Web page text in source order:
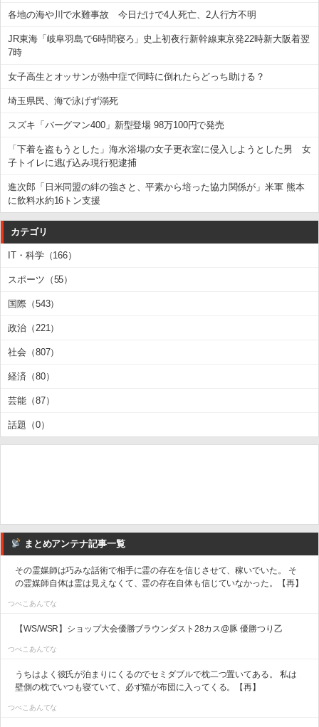
各地の海や川で水難事故 今日だけで4人死亡、2人行方不明
JR東海「岐阜羽島で6時間寝ろ」史上初夜行新幹線東京発22時新大阪着翌
7時
女子高生とオッサンが熱中症で同時に倒れたらどっち助ける？
埼玉県民、海で泳げず溺死
スズキ「バーグマン400」新型登場 98万100円で発売
「下着を盗もうとした」海水浴場の女子更衣室に侵入しようとした男 女
子トイレに逃げ込み現行犯逮捕
進次郎「日米同盟の絆の強さと、平素から培った協力関係が」米軍 熊本
に飲料水約16トン支援
カテゴリ
IT・科学（166）
スポーツ（55）
国際（543）
政治（221）
社会（807）
経済（80）
芸能（87）
話題（0）
まとめアンテナ記事一覧
その霊媒師は巧みな話術で相手に霊の存在を信じさせて、稼いでいた。 そ
の霊媒師自体は霊は見えなくて、霊の存在自体も信じていなかった。【再】
つべこあんてな
【WS/WSR】ショップ大会優勝ブラウンダスト28カス@豚 優勝つり乙
つべこあんてな
うちはよく彼氏が泊まりにくるのでセミダブルで枕二つ置いてある。 私は
壁側の枕でいつも寝ていて、必ず猫が布団に入ってくる。【再】
つべこあんてな